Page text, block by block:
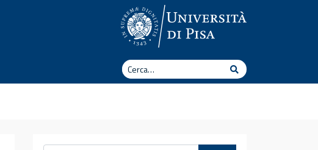
Cerca
Cerca